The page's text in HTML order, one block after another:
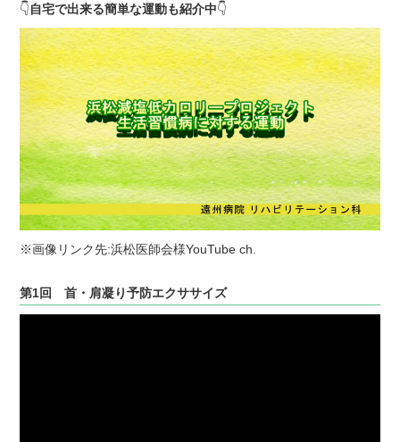
👇自宅で出来る簡単な運動も紹介中👇
※画像リンク先:浜松医師会様YouTube ch.
第1回 首・肩凝り予防エクササイズ